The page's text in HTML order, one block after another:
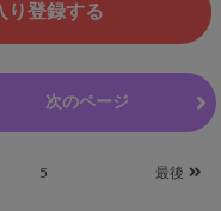
り登録する
次のページ
5 最後